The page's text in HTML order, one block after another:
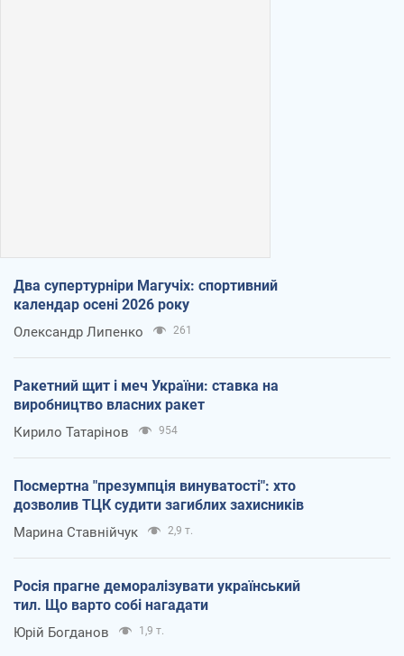
Два супертурніри Магучіх: спортивний
календар осені 2026 року
Олександр Липенко 261
Ракетний щит і меч України: ставка на
виробництво власних ракет
Кирило Татарінов 954
Посмертна "презумпція винуватості": хто
дозволив ТЦК судити загиблих захисників
Марина Ставнійчук 2,9 т.
Росія прагне деморалізувати український
тил. Що варто собі нагадати
Юрій Богданов 1,9 т.